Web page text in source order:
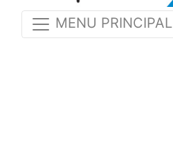
MENU PRINCIPAL